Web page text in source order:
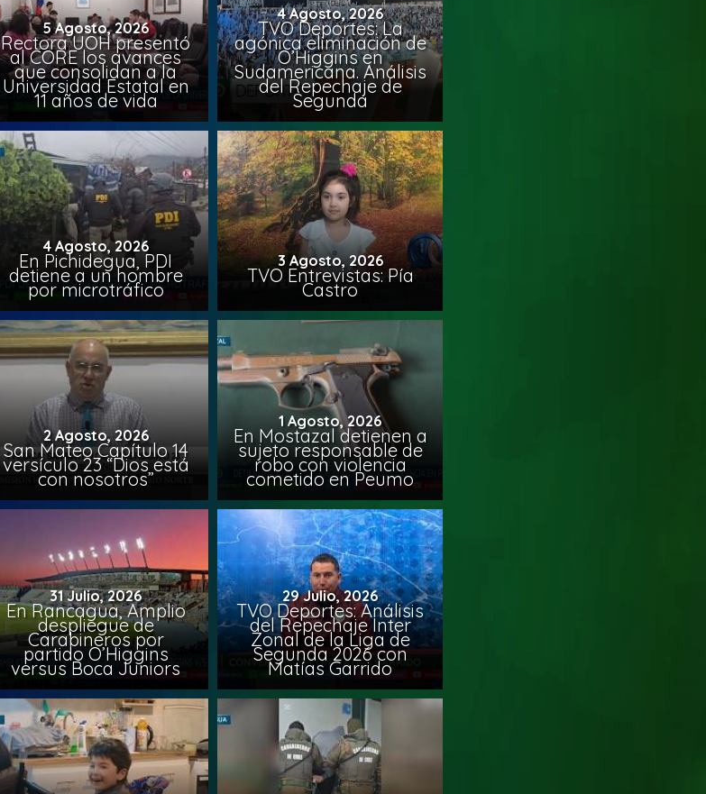
5 Agosto, 2026
Rectora UOH presentó
al CORE los avances
que consolidan a la
Universidad Estatal en
11 años de vida
4 Agosto, 2026
TVO Deportes: La
agónica eliminación de
O’Higgins en
Sudamericana. Análisis
del Repechaje de
Segunda
4 Agosto, 2026
En Pichidegua, PDI
detiene a un hombre
por microtráfico
3 Agosto, 2026
TVO Entrevistas: Pía
Castro
2 Agosto, 2026
San Mateo Capítulo 14
versículo 23 “Dios está
con nosotros”
1 Agosto, 2026
En Mostazal detienen a
sujeto responsable de
robo con violencia
cometido en Peumo
31 Julio, 2026
En Rancagua, Amplio
despliegue de
Carabineros por
partido O’Higgins
versus Boca Juniors
29 Julio, 2026
TVO Deportes: Análisis
del Repechaje Inter
Zonal de la Liga de
Segunda 2026 con
Matías Garrido